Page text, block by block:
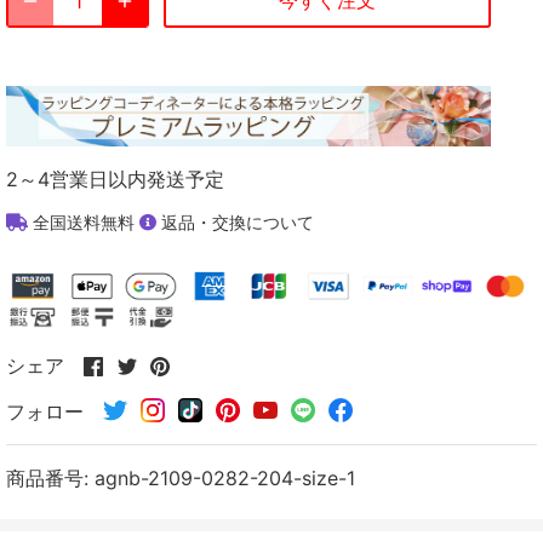
2～4営業日以内発送予定
全国送料無料 返品・交換について
シェア
Facebook
シ
ェ
ア
す
Twitter
シ
ェ
ア
Pinterest
シ
ェ
ア
フォロー
商品番号: agnb-2109-0282-204-size-1